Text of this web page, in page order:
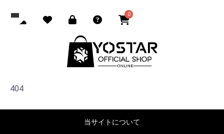
0
404
当サイトについて